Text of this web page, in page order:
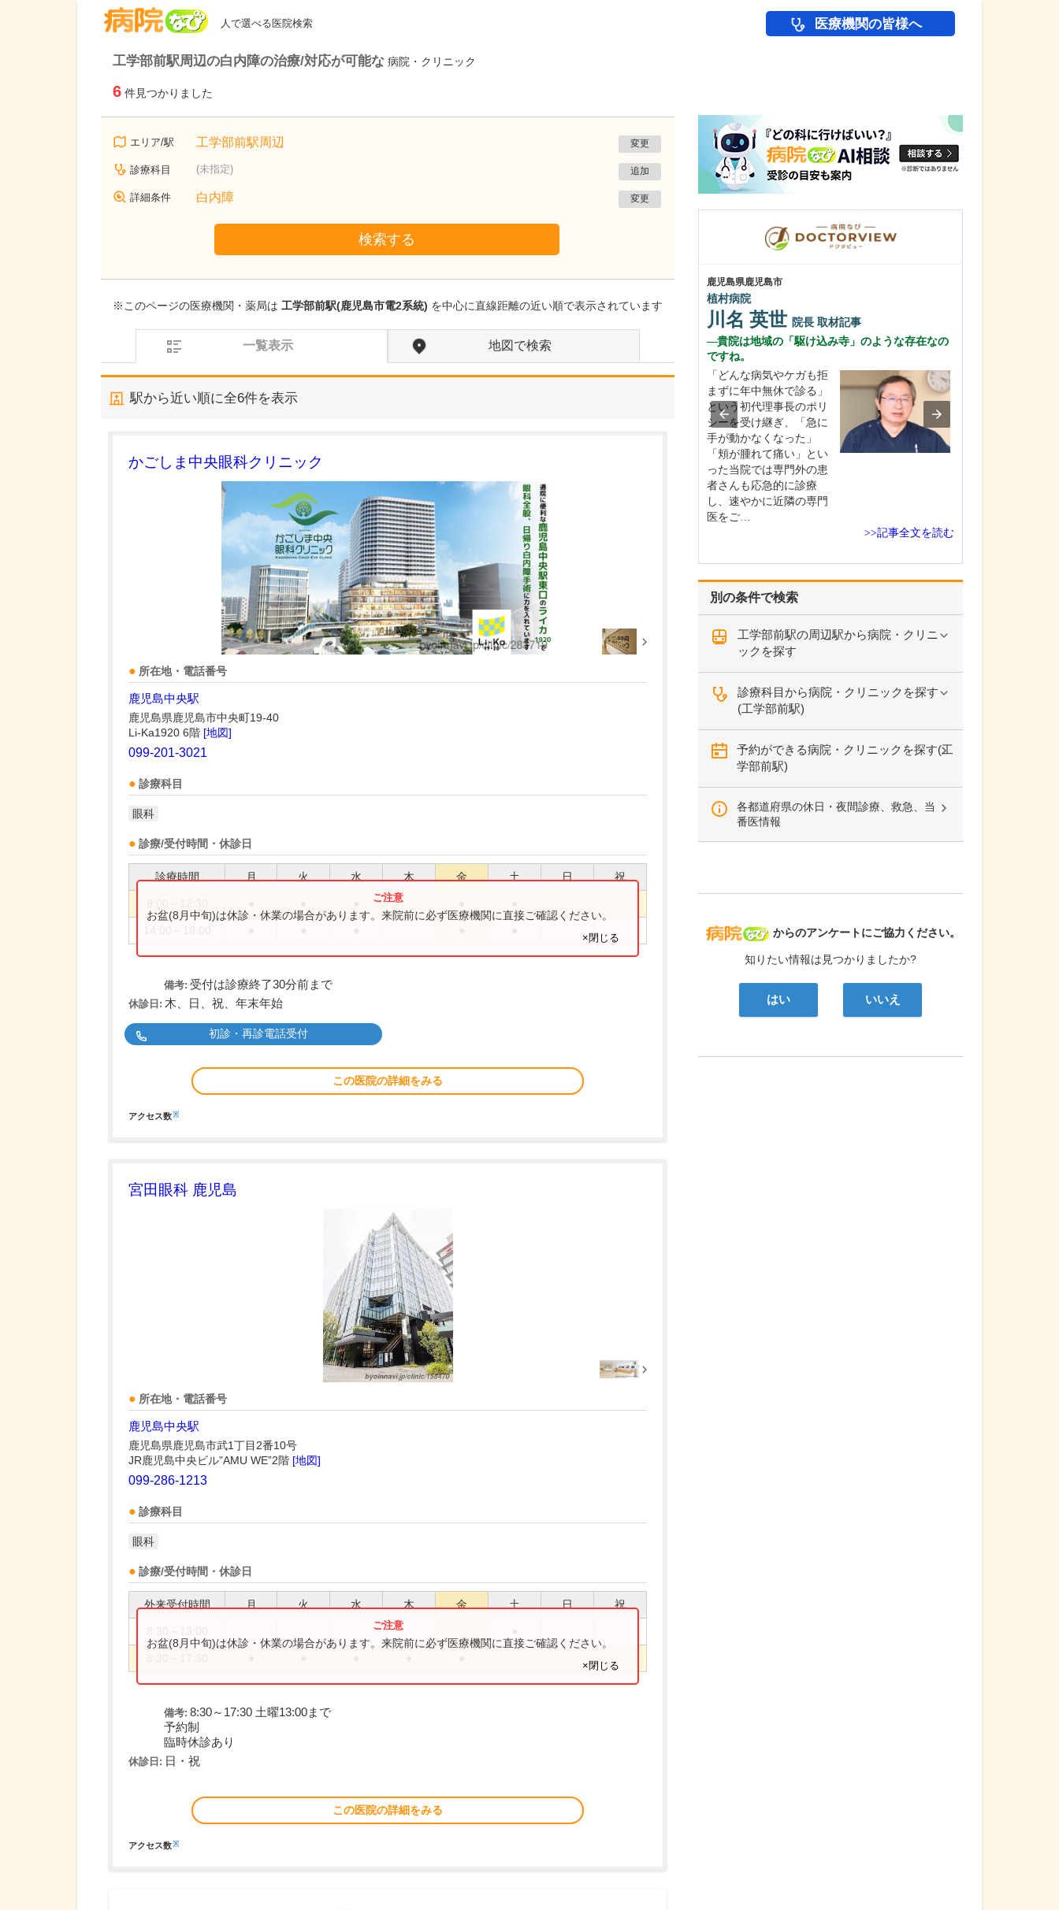
人で選べる医院検索 医療機関の皆様へ
工学部前駅周辺の白内障の治療/対応が可能な 病院・クリニック
6 件見つかりました
エリア/駅 工学部前駅周辺 変更
診療科目 (未指定) 追加
詳細条件 白内障 変更
検索する
※このページの医療機関・薬局は 工学部前駅(鹿児島市電2系統) を中心に直線距離の近い順で表示されています
一覧表示 地図で検索
駅から近い順に全6件を表示
かごしま中央眼科クリニック
所在地・電話番号
鹿児島中央駅
鹿児島県鹿児島市中央町19-40
Li-Ka1920 6階 [地図]
099-201-3021
診療科目
眼科
診療/受付時間・休診日
診療時間 月 火 水 木 金 土 日 祝
お盆(8月中旬)は休診・休業の場合があります。来院前に必ず医療機関に直接ご確認ください。
×閉じる
備考: 受付は診療終了30分前まで
休診日: 木、日、祝、年末年始
初診・再診電話受付
この医院の詳細をみる
アクセス数※
宮田眼科 鹿児島
所在地・電話番号
鹿児島中央駅
鹿児島県鹿児島市武1丁目2番10号
JR鹿児島中央ビル”AMU WE”2階 [地図]
099-286-1213
診療科目
眼科
診療/受付時間・休診日
外来受付時間 月 火 水 木 金 土 日 祝
お盆(8月中旬)は休診・休業の場合があります。来院前に必ず医療機関に直接ご確認ください。
×閉じる
備考: 8:30～17:30 土曜13:00まで
予約制
臨時休診あり
休診日: 日・祝
この医院の詳細をみる
アクセス数※
別の条件で検索
工学部前駅の周辺駅から病院・クリニ
ックを探す
診療科目から病院・クリニックを探す
(工学部前駅)
予約ができる病院・クリニックを探す(工
学部前駅)
各都道府県の休日・夜間診療、救急、当
番医情報
病院なび
からのアンケートにご協力ください。
知りたい情報は見つかりましたか?
はい いいえ
鹿児島県鹿児島市
あいろ歯科医院
歯科医師を志したきっかけを教えてください。
中学生のときに出会った
女性の歯科医師に憧れた
子どもにとって歯科医院
鹿児島県鹿児島市
植村病院
川名 英世 院長 取材記事
貴院は地域の「駆け込み寺」のような存在なの
ですね。
「どんな病気やケガも拒
まずに年中無休で診る」
という初代理事長のポリ
シーを受け継ぎ、「急に
手が動かなくなった」
「頬が腫れて痛い」とい
った当院では専門外の患
者さんも応急的に診療
し、速やかに近隣の専門
医をご…
>>記事全文を読む